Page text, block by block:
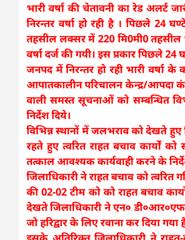
भारी वर्षा की चेतावनी का रेड अलर्ट
निरन्तर वर्षा हो रही है । पिछले 24
तहसील लक्सर में 220 मि0मी0 तहसील
वर्षा दर्ज की गयी। इस प्रकार पिछले
जनपद में निरन्तर हो रही भारी वर्षा
आपातकालीन परिचालन केन्द्र/आपदा
वाली समस्त सूचनाओं को सम्बन्धित
निर्देश दिये।
विभिन्न स्थानों में जलभराव को देखते
रहते हुए त्वरित राहत बचाव कार्यों
तत्काल आवश्यक कार्यवाही करने के
जिलाधिकारी ने राहत बचाव को
की 02-02 टीम को को राहत बचाव
देखते जिलाधिकारी ने एन०
जो हरिद्वार के लिए रवाना कर दिया गया